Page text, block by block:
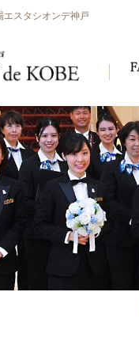
スタシオンデ神戸